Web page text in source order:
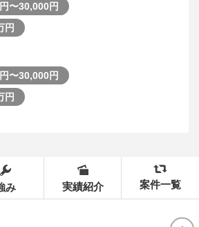
〜30,000円
円
〜30,000円
円
み 実績紹介 案件一覧